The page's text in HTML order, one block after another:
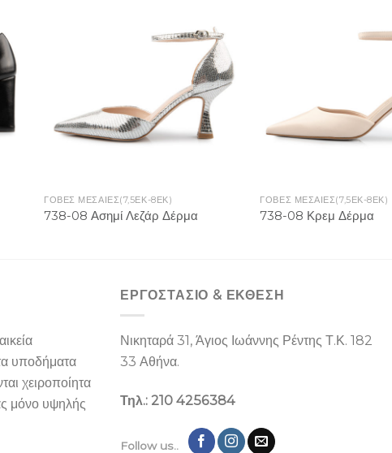
Add to
Wishlist
ΓΟΒΕΣ ΜΕΣΑΙΕΣ(7,5ΕΚ-8ΕΚ)
738-08 Ασημί Λεζάρ Δέρμα
ΓΟΒΕΣ ΜΕΣΑΙΕΣ(7,5ΕΚ-8ΕΚ)
738-08 Κρεμ Δέρμα
υποδήματα
χειροποίητα
μόνο υψηλής
ΕΡΓΟΣΤΑΣΙΌ & ΕΚΘΕΣΉ
Νικηταρά 31, Άγιος Ιωάννης Ρέντης Τ.Κ. 182
33 Αθήνα.
Τηλ.: 210 4256384
Follow us..